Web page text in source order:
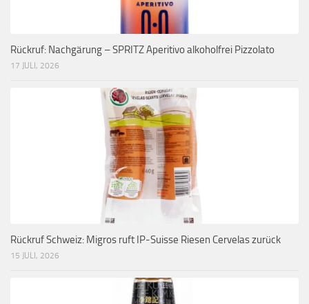
Rückruf: Nachgärung – SPRITZ Aperitivo alkoholfrei Pizzolato
17 JULI, 2026
Rückruf Schweiz: Migros ruft IP-Suisse Riesen Cervelas zurück
15 JULI, 2026